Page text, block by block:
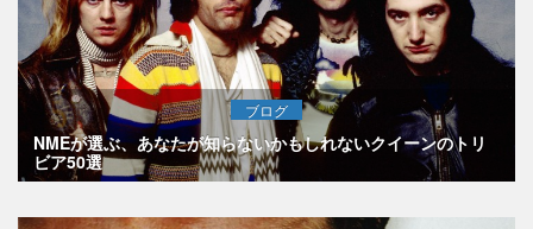
ブログ
NMEが選ぶ、あなたが知らないかもしれないクイーンのトリ
ビア50選